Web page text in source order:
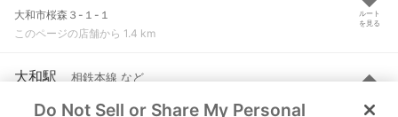
大和市桜森３-１-１
このページの店舗から 1.4 km
ルート
を見る
大和駅 相鉄本線 など
大和市大和南１-１-１
ルート
を見る
Do Not Sell or Share My Personal